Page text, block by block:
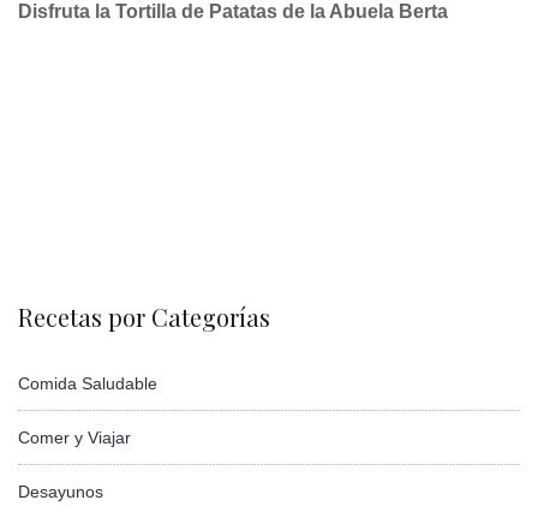
Disfruta la Tortilla de Patatas de la Abuela Berta
Recetas por Categorías
Comida Saludable
Comer y Viajar
Desayunos